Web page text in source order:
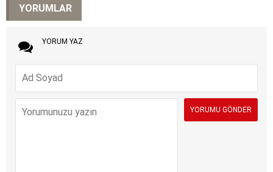
YORUMLAR
YORUM YAZ